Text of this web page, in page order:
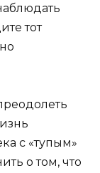
тот
с «тупым»
о том, что